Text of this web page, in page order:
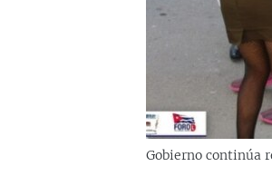
LA INVASIÓN DE RUSIA A UCRANIA
Gobierno continúa